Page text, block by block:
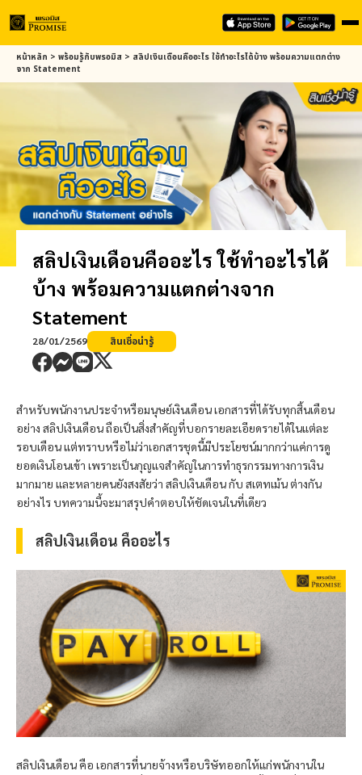
Skip
main
หน้าหลัก > พร้อมรู้กับพรอมิส > สลิปเงินเดือนคืออะไร ใช้ทำอะไรได้บ้าง พร้อมความแตกต่าง
จาก Statement
สลิปเงินเดือนคืออะไร ใช้ทำอะไรได้
บ้าง พร้อมความแตกต่างจาก
Statement
28/01/2569 สินเชื่อน่ารู้
สำหรับพนักงานประจำหรือมนุษย์เงินเดือน เอกสารที่ได้รับทุกสิ้นเดือน
อย่าง สลิปเงินเดือน ถือเป็นสิ่งสำคัญที่บอกรายละเอียดรายได้ในแต่ละ
รอบเดือน แต่ทราบหรือไม่ว่าเอกสารชุดนี้มีประโยชน์มากกว่าแค่การดู
ยอดเงินโอนเข้า เพราะเป็นกุญแจสำคัญในการทำธุรกรรมทางการเงิน
มากมาย และหลายคนยังสงสัยว่า สลิปเงินเดือน กับ สเตทเม้น ต่างกัน
อย่างไร บทความนี้จะมาสรุปคำตอบให้ชัดเจนในที่เดียว
สลิปเงินเดือน คืออะไร
สลิปเงินเดือน คือ เอกสารที่นายจ้างหรือบริษัทออกให้แก่พนักงานใน